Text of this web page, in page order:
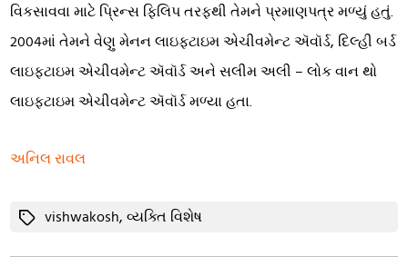
વિકસાવવા માટે પ્રિન્સ ફિલિપ તરફથી તેમને પ્રમાણપત્ર મળ્યું હતું.
2004માં તેમને વેણુ મેનન લાઇફટાઇમ એચીવમેન્ટ ઍવૉર્ડ, દિલ્હી બર્ડ
લાઇફટાઇમ એચીવમેન્ટ ઍવૉર્ડ અને સલીમ અલી – લોક વાન થો
લાઇફટાઇમ એચીવમેન્ટ ઍવૉર્ડ મળ્યા હતા.
અનિલ રાવલ
Tagsvishwakosh,વ્યક્તિ વિશેષ